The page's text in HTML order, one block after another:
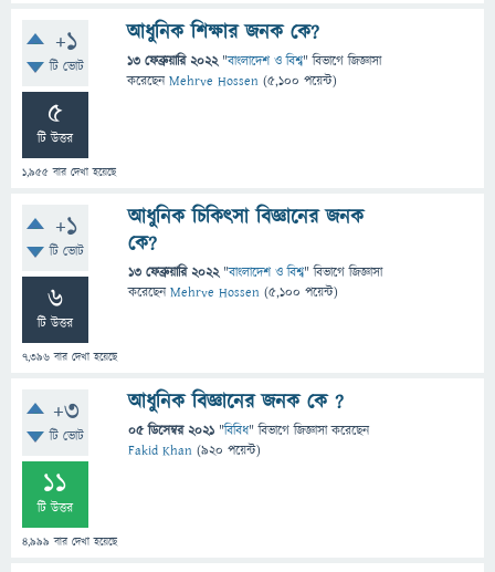
+1
টি ভোট
5
টি উত্তর
1,955 বার দেখা হয়েছে
আধুনিক শিক্ষার জনক কে?
13 ফেব্রুয়ারি 2022 "বাংলাদেশ ও বিশ্ব" বিভাগে জিজ্ঞাসা
করেছেনMehrve Hossen (5,100 পয়েন্ট)
+1
টি ভোট
6
টি উত্তর
7,396 বার দেখা হয়েছে
আধুনিক চিকিৎসা বিজ্ঞানের জনক
কে?
13 ফেব্রুয়ারি 2022 "বাংলাদেশ ও বিশ্ব" বিভাগে জিজ্ঞাসা
করেছেনMehrve Hossen (5,100 পয়েন্ট)
+3
টি ভোট
11
টি উত্তর
4,999 বার দেখা হয়েছে
আধুনিক বিজ্ঞানের জনক কে ?
05 ডিসেম্বর 2021 "বিবিধ" বিভাগে জিজ্ঞাসাকরেছেন
Fakid Khan (920 পয়েন্ট)